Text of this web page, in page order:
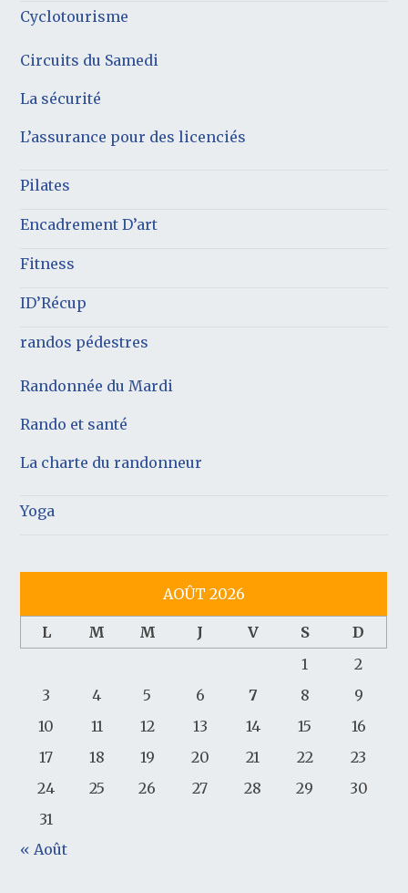
Cyclotourisme
Circuits du Samedi
La sécurité
L’assurance pour des licenciés
Pilates
Encadrement D’art
Fitness
ID’Récup
randos pédestres
Randonnée du Mardi
Rando et santé
La charte du randonneur
Yoga
AOÛT 2026
L M M J V S
D
1
2
3
4 5 6 7 8
9
10
11 12 13 14 15
16
17
18 19 20 21 22
23
24
25 26 27 28 29
30
31
« Août